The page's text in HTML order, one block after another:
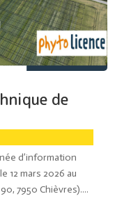
de
d’information
12 mars 2026 au
7950 Chièvres)....